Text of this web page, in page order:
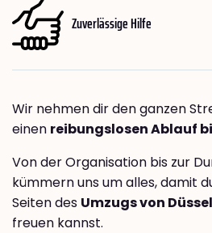
Zuverlässige Hilfe
Wir nehmen dir den ganzen
einen reibungslosen Ablauf
Von der Organisation bis zur
kümmern uns um alles, damit
Seiten des Umzugs von
freuen kannst.